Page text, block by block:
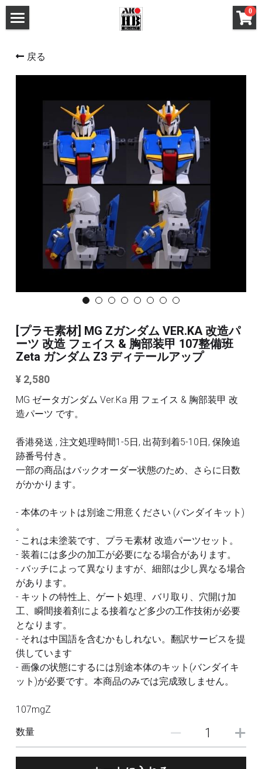
0
改造キット (PG/RG/HG/SD)
デカール
FAガール/メガミデ など 改造パーツ
FAガール/メガミデ など 塗装済パーツ
布服 着物
3Mサンディングスポンジ
お問い合わせ
商品カテゴリー
メタルパーツ
MG と 1/100 改造キット
その他
SEED
UC
PG RG HG SD 改造キット
フレームアームズ ガール / メガミデバイス
改造パーツ
フレームアームズ ガール / メガミデバイス
塗装済パーツ
布服 着物
3Mサンディングスポンジ
デカール
その他 ツール
検索
戻る
[プラモ素材] MG Zガンダム VER.KA 改造パ
ーツ 改造 フェイス & 胸部装甲 107整備班
Zeta ガンダム Z3 ディテールアップ
¥ 2,580
MG ゼータガンダム Ver.Ka 用 フェイス & 胸部装甲 改
造パーツ です。
香港発送 , 注文処理時間1-5日, 出荷到着5-10日, 保険追
跡番号付き。
一部の商品はバックオーダー状態のため、さらに日数
がかかります。
- 本体のキットは別途ご用意ください (バンダイキット)
。
- これは未塗装です、プラモ素材 改造パーツセット。
- 装着には多少の加工が必要になる場合があります。
- バッチによって異なりますが、細部は少し異なる場合
があります。
- キットの特性上、ゲート処理、バリ取り、穴開け加
工、瞬間接着剤による接着など多少の工作技術が必要
となります。
- それは中国語を含むかもしれない。翻訳サービスを提
供しています
- 画像の状態にするには別途本体のキット(バンダイキ
ット)が必要です。本商品のみでは完成致しません。
107mgZ
数量
×
ストアカテゴリー
すべてのカテゴリー
MG と 1/100 改造キット
PG RG HG SD 改造キット
フレームアームズ ガール / メガミデバイス 改造
フレームアームズ ガール / メガミデバイス 塗装
済パーツ
布服 着物
3Mサンディングスポンジ
その他 ツール